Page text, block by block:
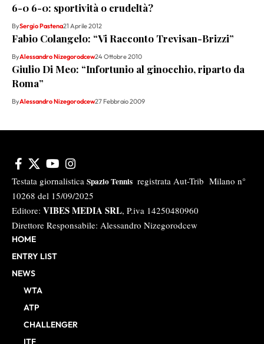
6-0 6-0: sportività o crudeltà?
BySergio Pastena21 Aprile 2012
Fabio Colangelo: “Vi Racconto Trevisan-Brizzi”
ByAlessandro Nizegorodcew24 Ottobre 2010
Giulio Di Meo: “Infortunio al ginocchio, riparto da
Roma”
ByAlessandro Nizegorodcew27 Febbraio 2009
Testata giornalistica Spazio Tennis registrata Aut-Trib Milano n°
10268 del 15/09/2025
Editore: VIBES MEDIA SRL, P.iva 14250480960
Direttore Responsabile: Alessandro Nizegorodcew
HOME
ENTRY LIST
NEWS
WTA
ATP
CHALLENGER
ITF